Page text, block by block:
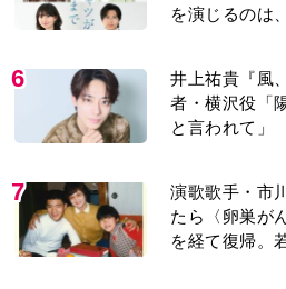
を演じるのは
6
井上祐貴『風
者・横沢役「
と言われて」
7
演歌歌手・市
たら〈卵巣が
を経て復帰。